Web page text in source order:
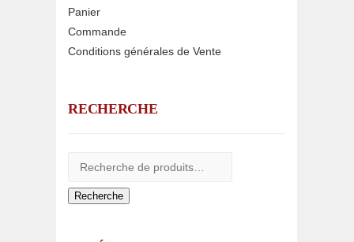
Panier
Commande
Conditions générales de Vente
RECHERCHE
Recherche